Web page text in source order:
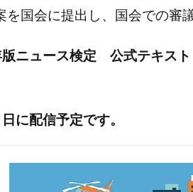
を国会に提出し、国会での審
版ニュース検定 公式テキス
に配信予定です。